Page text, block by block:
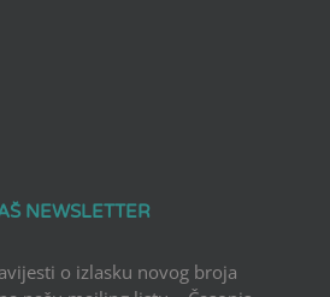
NEWSLETTER
o izlasku novog broja